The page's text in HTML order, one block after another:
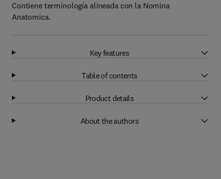
Contiene terminología alineada con la Nomina
Anatomica.
Key features
Table of contents
Product details
About the authors